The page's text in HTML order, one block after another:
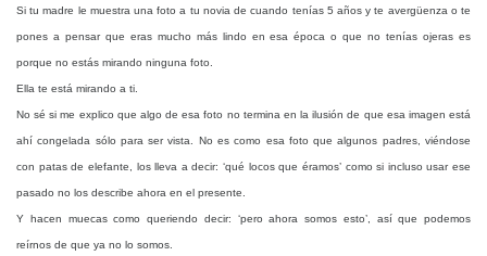
Si tu madre le muestra una foto a tu novia de cuando tenías 5 años y te avergüenza o te
pones a pensar que eras mucho más lindo en esa época o que no tenías ojeras es
porque no estás mirando ninguna foto.
Ella te está mirando a ti.
No sé si me explico que algo de esa foto no termina en la ilusión de que esa imagen está
ahí congelada sólo para ser vista. No es como esa foto que algunos padres, viéndose
con patas de elefante, los lleva a decir: ‘qué locos que éramos’ como si incluso usar ese
pasado no los describe ahora en el presente.
Y hacen muecas como queriendo decir: ‘pero ahora somos esto’, así que podemos
reírnos de que ya no lo somos.